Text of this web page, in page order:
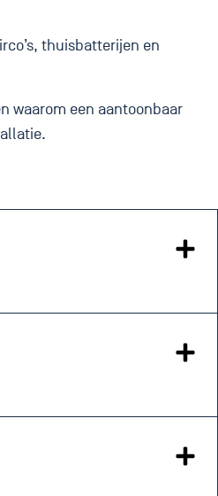
thuisbatterijen en
waarom een aantoonbaar